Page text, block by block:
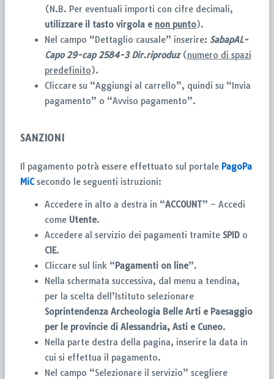
(N.B. Per eventuali importi con cifre decimali,
utilizzare il tasto virgola e non punto).
Nel campo “Dettaglio causale” inserire: SabapAL-
Capo 29-cap 2584-3Dir.riproduz(numero di spazi
predefinito).
Cliccare su “Aggiungi al carrello”, quindi su “Invia
pagamento” o “Avviso pagamento”.
SANZIONI
Il pagamento potrà essere effettuato sul portale PagoPa
MiC secondo le seguenti istruzioni:
Accedere in alto a destra in “ACCOUNT” – Accedi
come Utente.
Accedere al servizio dei pagamenti tramite SPID o
CIE.
Cliccare sul link “Pagamenti on line”.
Nella schermata successiva, dal menu a tendina,
per la scelta dell’Istituto selezionare
Soprintendenza Archeologia Belle Arti e Paesaggio
per le provincie di Alessandria, Asti e Cuneo.
Nella parte destra della pagina, inserire la data in
cui si effettua il pagamento.
Nel campo “Selezionare il servizio” scegliere